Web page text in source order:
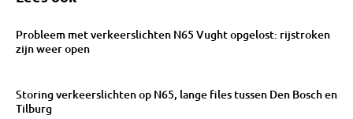
Probleem met verkeerslichten N65 Vught opgelost: rijstroken
zijn weer open
Storing verkeerslichten op N65, lange files tussen Den Bosch en
Tilburg